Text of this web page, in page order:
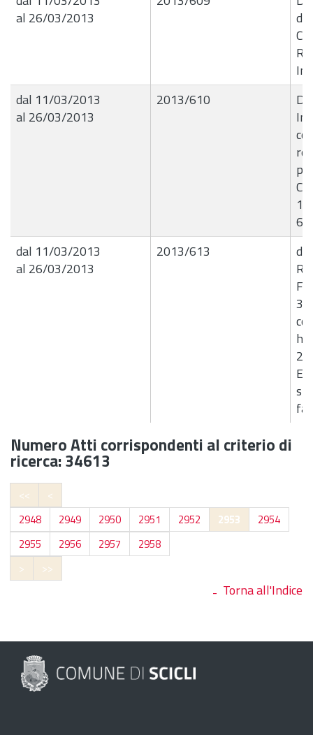
al 26/03/2013
di
dal 11/03/2013
al 26/03/2013
2013/610
dal 11/03/2013
al 26/03/2013
2013/613
33
Numero Atti corrispondenti al criterio di
ricerca: 34613
<<
<
2948
2949 2950 2951 2952 2953
2954
2955
2956 2957
2958
>
>>
Torna all'Indice